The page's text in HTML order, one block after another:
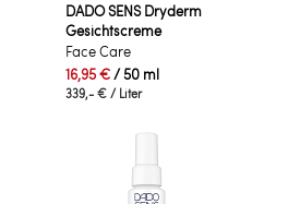
DADO SENS Dryderm
Gesichtscreme
Face Care
16,95 €/ 50 ml
339,- € / Liter